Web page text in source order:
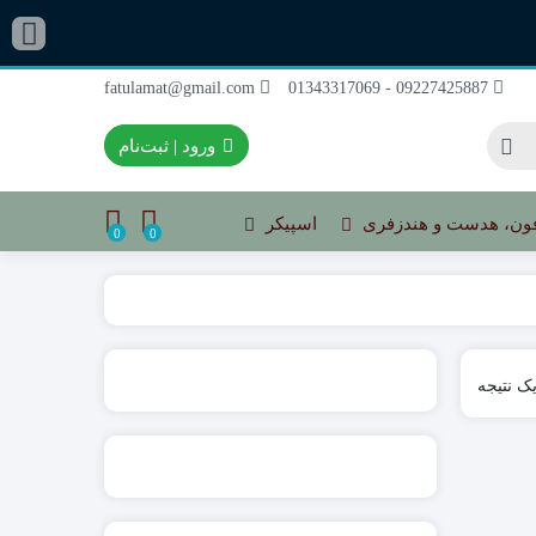
ورود | ثبت‌نام
هدست و هندزفری اسپیکر 0
0
نتیجه